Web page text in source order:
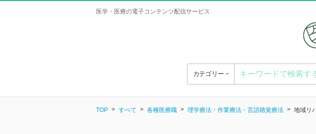
医学・医療の電子コンテンツ配信サービス
カテゴリー
TOP すべて 各種医療職 理学療法・作業療法・言語聴覚療法 地域リ